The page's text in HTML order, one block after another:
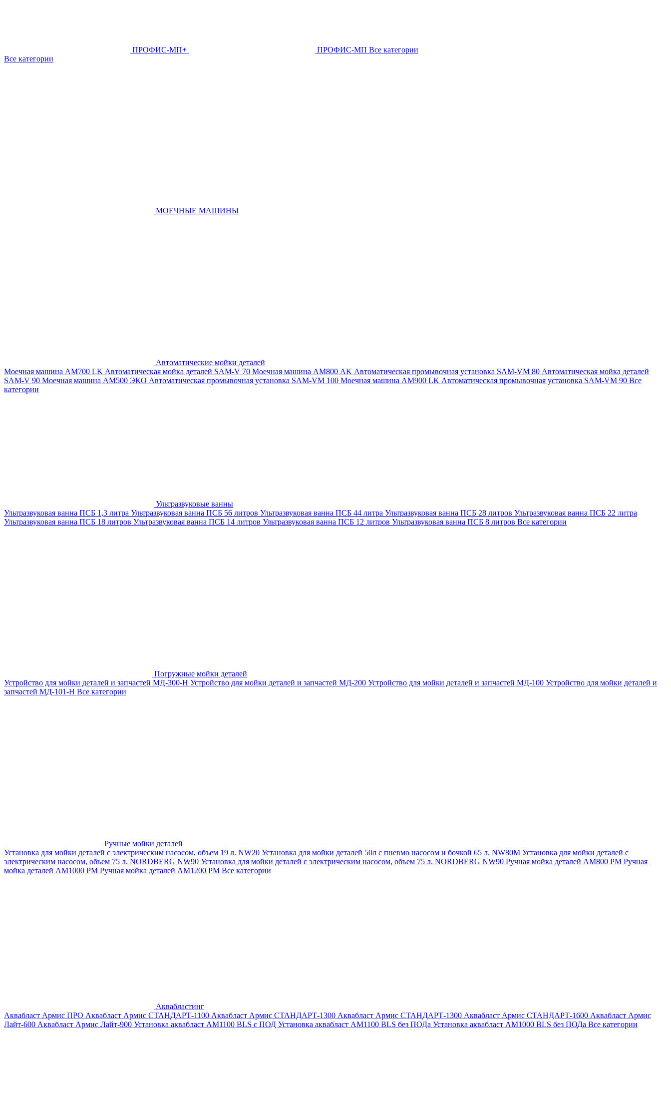
ПРОФИС-МП+ ПРОФИС-МП Все категории
Все категории
МОЕЧНЫЕ МАШИНЫ
Автоматические мойки деталей
Моечная машина AM700 LK Автоматическая мойка деталей SAM-V 70 Моечная машина АМ800 AK Автоматическая промывочная установка SAM-VM 80 Автоматическая мойка деталей
SAM-V 90 Моечная машина АМ500 ЭКО Автоматическая промывочная установка SAM-VM 100 Моечная машина AM900 LK Автоматическая промывочная установка SAM-VM 90 Все
категории
Ультразвуковые ванны
Ультразвуковая ванна ПСБ 1,3 литра Ультразвуковая ванна ПСБ 56 литров Ультразвуковая ванна ПСБ 44 литра Ультразвуковая ванна ПСБ 28 литров Ультразвуковая ванна ПСБ 22 литра
Ультразвуковая ванна ПСБ 18 литров Ультразвуковая ванна ПСБ 14 литров Ультразвуковая ванна ПСБ 12 литров Ультразвуковая ванна ПСБ 8 литров Все категории
Погружные мойки деталей
Устройство для мойки деталей и запчастей МД-300-H Устройство для мойки деталей и запчастей МД-200 Устройство для мойки деталей и запчастей МД-100 Устройство для мойки деталей и
запчастей МД-101-Н Все категории
Ручные мойки деталей
Установка для мойки деталей с электрическим насосом, объем 19 л. NW20 Установка для мойки деталей 50л с пневмо насосом и бочкой 65 л. NW80M Установка для мойки деталей с
электрическим насосом, объем 75 л. NORDBERG NW90 Установка для мойки деталей с электрическим насосом, объем 75 л. NORDBERG NW90 Ручная мойка деталей АМ800 РМ Ручная
мойка деталей АМ1000 РМ Ручная мойка деталей АМ1200 РМ Все категории
Аквабластинг
Аквабласт Армис ПРО Аквабласт Армис СТАНДАРТ-1100 Аквабласт Армис СТАНДАРТ-1300 Аквабласт Армис СТАНДАРТ-1300 Аквабласт Армис СТАНДАРТ-1600 Аквабласт Армис
Лайт-600 Аквабласт Армис Лайт-900 Установка аквабласт AM1100 BLS с ПОД Установка аквабласт AM1100 BLS без ПОДа Установка аквабласт AM1000 BLS без ПОДа Все категории